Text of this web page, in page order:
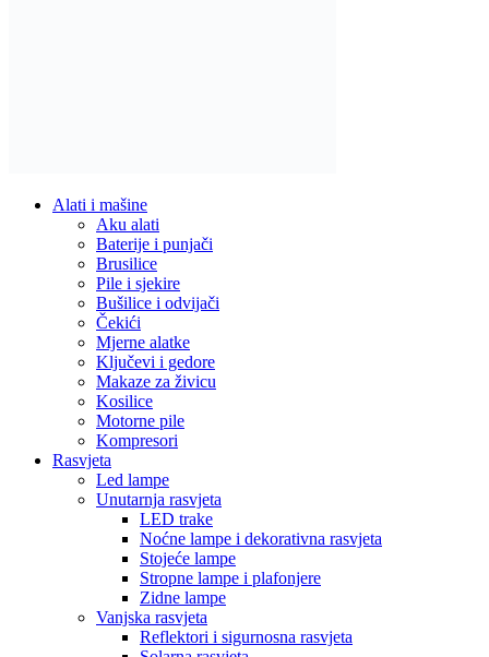
Alati i mašine
Aku alati
Baterije i punjači
Brusilice
Pile i sjekire
Bušilice i odvijači
Čekići
Mjerne alatke
Ključevi i gedore
Makaze za živicu
Kosilice
Motorne pile
Kompresori
Rasvjeta
Led lampe
Unutarnja rasvjeta
LED trake
Noćne lampe i dekorativna rasvjeta
Stojeće lampe
Stropne lampe i plafonjere
Zidne lampe
Vanjska rasvjeta
Reflektori i sigurnosna rasvjeta